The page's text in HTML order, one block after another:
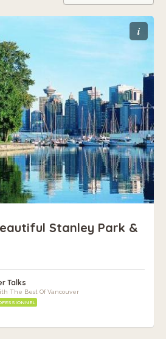
i
Stanley Park &
Talks
The Best Of Vancouver